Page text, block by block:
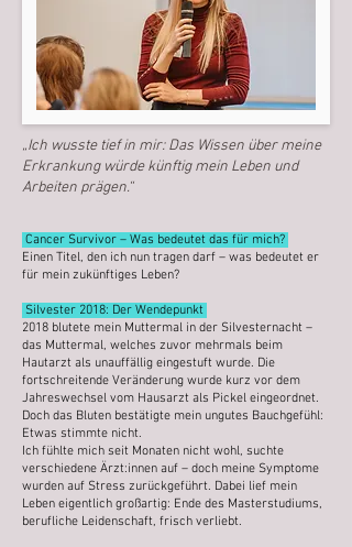
„Ich wusste tief in mir: Das Wissen über meine
Erkrankung würde künftig mein Leben und
Arbeiten prägen.“
Cancer Survivor – Was bedeutet das für mich?
Einen Titel, den ich nun tragen darf – was bedeutet er
für mein zukünftiges Leben?
Silvester 2018: Der Wendepunkt
2018 blutete mein Muttermal in der Silvesternacht –
das Muttermal, welches zuvor mehrmals beim
Hautarzt als unauffällig eingestuft wurde. Die
fortschreitende Veränderung wurde kurz vor dem
Jahreswechsel vom Hausarzt als Pickel eingeordnet.
Doch das Bluten bestätigte mein ungutes Bauchgefühl:
Etwas stimmte nicht.
Ich fühlte mich seit Monaten nicht wohl, suchte
verschiedene Ärzt:innen auf – doch meine Symptome
wurden auf Stress zurückgeführt. Dabei lief mein
Leben eigentlich großartig: Ende des Masterstudiums,
berufliche Leidenschaft, frisch verliebt.